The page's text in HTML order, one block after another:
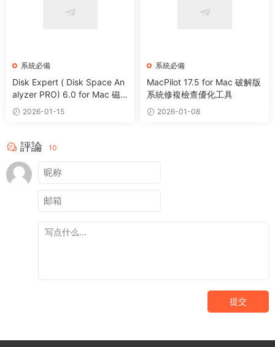
系統必備
Disk Expert ( Disk Space An
alyzer PRO) 6.0 for Mac 磁
盤分析管理清理工具
2026-01-15
系統必備
MacPilot 17.5 for Mac 破解版
系統修複檢查優化工具
2026-01-08
評論 10
提交